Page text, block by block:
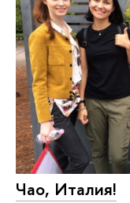
Чао, Италия!